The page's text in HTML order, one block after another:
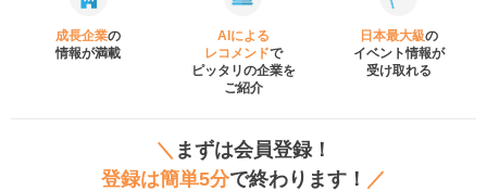
成長企業の
情報が満載
AIによる
レコメンドで
ピッタリの企業を
ご紹介
日本最大級の
イベント情報が
受け取れる
＼ まずは会員登録！
登録は簡単5分で終わります！ ／